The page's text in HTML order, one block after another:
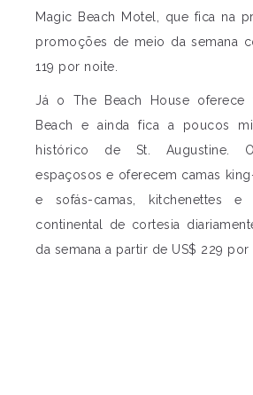
Magic Beach Motel, que fica na
promoções de meio da semana
119 por noite.
Já o The Beach House oferece
Beach e ainda fica a poucos
histórico de St. Augustine.
espaçosos e oferecem camas
e sofás-camas, kitchenettes
continental de cortesia
da semana a partir de US$ 229 por